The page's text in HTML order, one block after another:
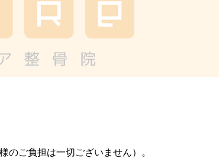
のご負担は一切ございません）。